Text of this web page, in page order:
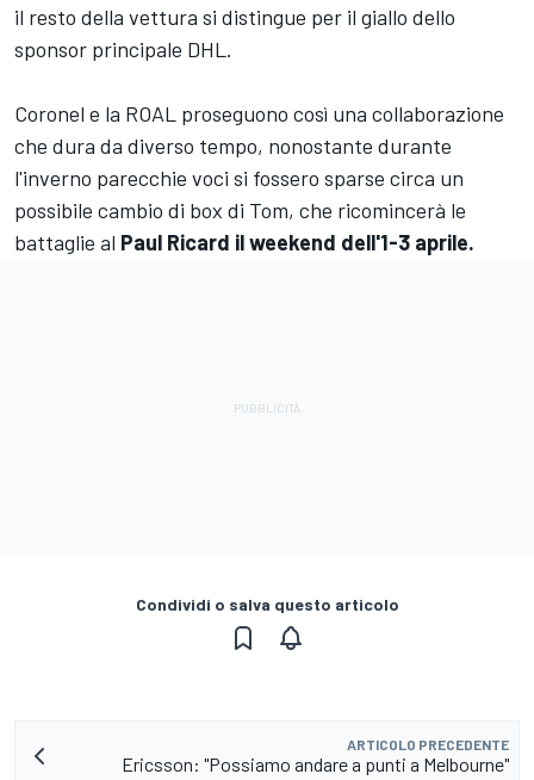
il resto della vettura si distingue per il giallo dello
sponsor principale DHL.
Coronel e la ROAL proseguono così una collaborazione
che dura da diverso tempo, nonostante durante
l'inverno parecchie voci si fossero sparse circa un
possibile cambio di box di Tom, che ricomincerà le
battaglie al Paul Ricard il weekend dell'1-3 aprile.
Condividi o salva questo articolo
ARTICOLO PRECEDENTE
Ericsson: "Possiamo andare a punti a Melbourne"